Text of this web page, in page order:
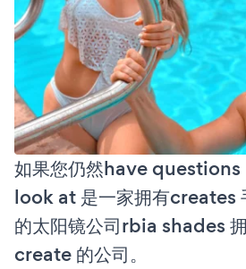
如果您仍然have questions
look at 是一家拥有creates
的太阳镜公司rbia shades
create 的公司。